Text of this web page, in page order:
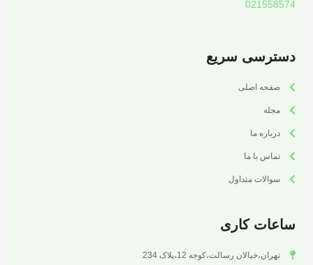
021558574
دسترسی سریع
صفحه اصلی
مجله
درباره ما
تماس با ما
سوالات متداول
ساعات کاری
تهران،خیالان رسالت،کوجه 12،پلاک 234